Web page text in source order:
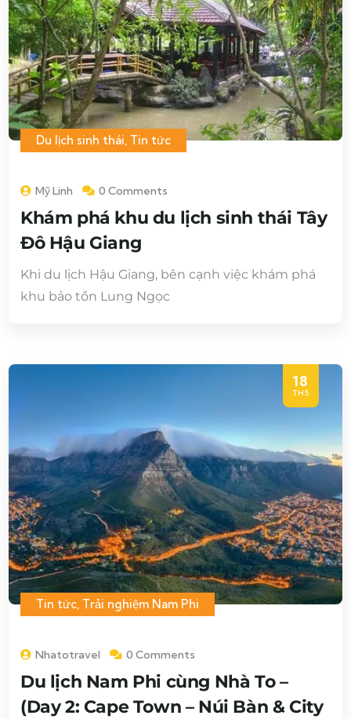
Du lịch sinh thái Tin tức
Mỹ Linh 0 Comments
Khám phá khu du lịch sinh thái Tây
Đô Hậu Giang
Khi du lịch Hậu Giang, bên cạnh việc khám phá
khu bảo tồn Lung Ngọc
18
TH5
Tin tức, Trải nghiệm Nam Phi
Nhatotravel 0 Comments
Du lịch Nam Phi cùng Nhà To –
(Day 2: Cape Town – Núi Bàn & City